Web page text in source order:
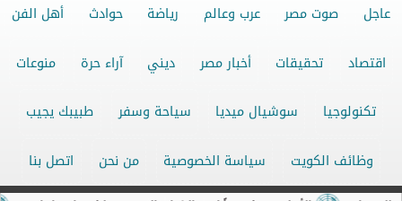
عاجل صوت مصر عرب وعالم رياضة حوادث أهل الفن
اقتصاد تحقيقات أخبار مصر ديني آراء حرة منوعات
تكنولوجيا سوشيال ميديا سياحة وسفر طبيبك يجيب
وظائف الكويت سياسة الخصوصية من نحن اتصل بنا